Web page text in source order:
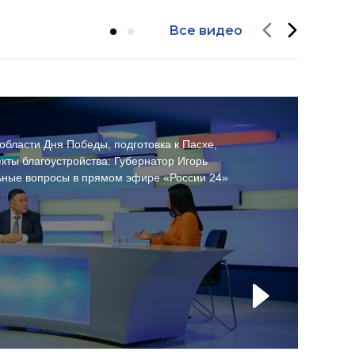
Все видео
Дня Победы, подготовка к Пасхе,
благоустройства: Губернатор Игорь
вопросы в прямом эфире «России 24»